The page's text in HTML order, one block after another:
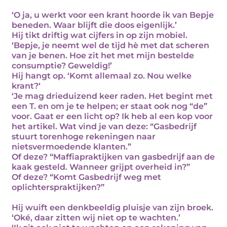
‘O ja, u werkt voor een krant hoorde ik van Bepje
beneden. Waar blijft die doos eigenlijk.’
Hij tikt driftig wat cijfers in op zijn mobiel.
‘Bepje, je neemt wel de tijd hè met dat scheren
van je benen. Hoe zit het met mijn bestelde
consumptie? Geweldig!’
Hij hangt op. ‘Komt allemaal zo. Nou welke
krant?‘
‘Je mag drieduizend keer raden. Het begint met
een T. en om je te helpen; er staat ook nog “de”
voor. Gaat er een licht op? Ik heb al een kop voor
het artikel. Wat vind je van deze: “Gasbedrijf
stuurt torenhoge rekeningen naar
nietsvermoedende klanten.”
Of deze? “Maffiapraktijken van gasbedrijf aan de
kaak gesteld. Wanneer grijpt overheid in?”
Of deze? “Komt Gasbedrijf weg met
oplichterspraktijken?”
Hij wuift een denkbeeldig pluisje van zijn broek.
‘Oké, daar zitten wij niet op te wachten.’